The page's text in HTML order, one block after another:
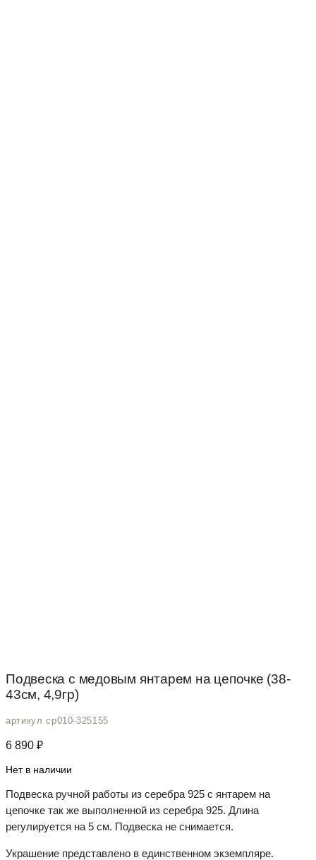
Подвеска с медовым янтарем на цепочке (38-
43см, 4,9гр)
артикул cp010-325155
6 890 ₽
Нет в наличии
Подвеска ручной работы из серебра 925 с янтарем на
цепочке так же выполненной из серебра 925. Длина
регулируется на 5 см. Подвеска не снимается.
Украшение представлено в единственном экземпляре.